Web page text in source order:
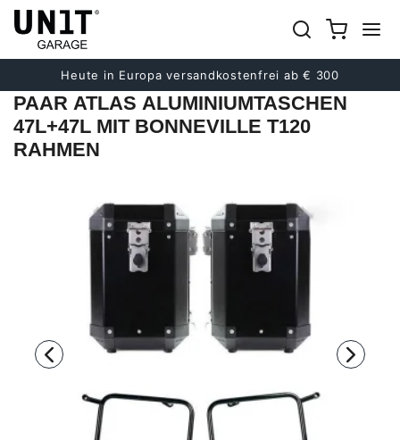
Heute in Europa versandkostenfrei ab € 300
früher
Nächster
PAAR ATLAS ALUMINIUMTASCHEN
47L+47L MIT BONNEVILLE T120
RAHMEN